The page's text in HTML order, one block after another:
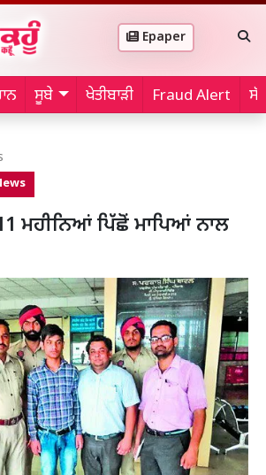
Epaper
ਸੂਬੇ ਖੇਤੀਬਾੜੀ Fraud Alert
ਮਹੀਨਿਆਂ ਪਿੱਛੋਂ ਮਾਪਿਆਂ ਨਾਲ